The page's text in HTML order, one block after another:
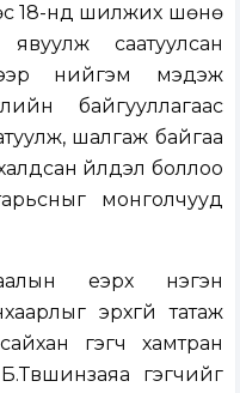
18-нд шилжих шөнө
саатуулсан
нийгэм мэдэж
байгууллагаас
шалгаж байгаа
үйлдэл боллоо
монголчууд
үеэрх нэгэн
эрхгүй татаж
гэгч хамтран
гэгчийг